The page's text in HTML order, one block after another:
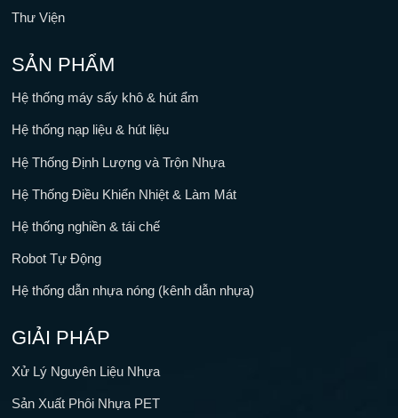
Thư Viện
SẢN PHẨM
Hệ thống máy sấy khô & hút ẩm
Hệ thống nạp liệu & hút liệu
Hệ Thống Định Lượng và Trộn Nhựa
Hệ Thống Điều Khiển Nhiệt & Làm Mát
Hệ thống nghiền & tái chế
Robot Tự Động
Hệ thống dẫn nhựa nóng (kênh dẫn nhựa)
GIẢI PHÁP
Xử Lý Nguyên Liệu Nhựa
Sản Xuất Phôi Nhựa PET